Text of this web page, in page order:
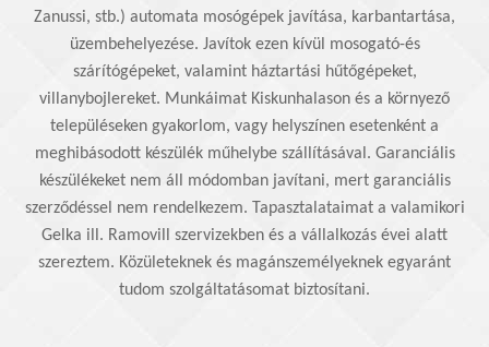
Zanussi, stb.) automata mosógépek javítása, karbantartása,
üzembehelyezése. Javítok ezen kívül mosogató-és
szárítógépeket, valamint háztartási hűtőgépeket,
villanybojlereket. Munkáimat Kiskunhalason és a környező
településeken gyakorlom, vagy helyszínen esetenként a
meghibásodott készülék műhelybe szállításával. Garanciális
készülékeket nem áll módomban javítani, mert garanciális
szerződéssel nem rendelkezem. Tapasztalataimat a valamikori
Gelka ill. Ramovill szervizekben és a vállalkozás évei alatt
szereztem. Közületeknek és magánszemélyeknek egyaránt
tudom szolgáltatásomat biztosítani.